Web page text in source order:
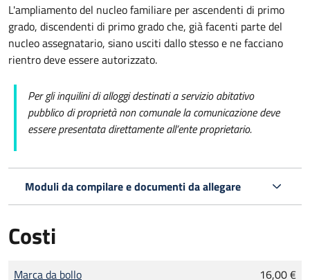
L'ampliamento del nucleo familiare per ascendenti di primo
grado, discendenti di primo grado che, già facenti parte del
nucleo assegnatario, siano usciti dallo stesso e ne facciano
rientro deve essere autorizzato.
Per gli inquilini di alloggi destinati a servizio abitativo
pubblico di proprietà non comunale la comunicazione deve
essere presentata direttamente all’ente proprietario.
Moduli da compilare e documenti da allegare
Costi
Tipo di pagamento
Importo
Marca da bollo 16,00 €